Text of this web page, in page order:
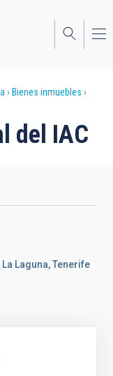
Bienes inmuebles
del IAC
Laguna, Tenerife